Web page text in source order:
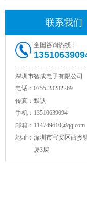
联系我们
全国咨询热线：
深圳市智成电子有限公司
电话： 0755-23282269
传真： 默认
手机： 13510639094
邮箱： 114749610@qq.com
地址： 深圳市宝安区西乡
厦3层